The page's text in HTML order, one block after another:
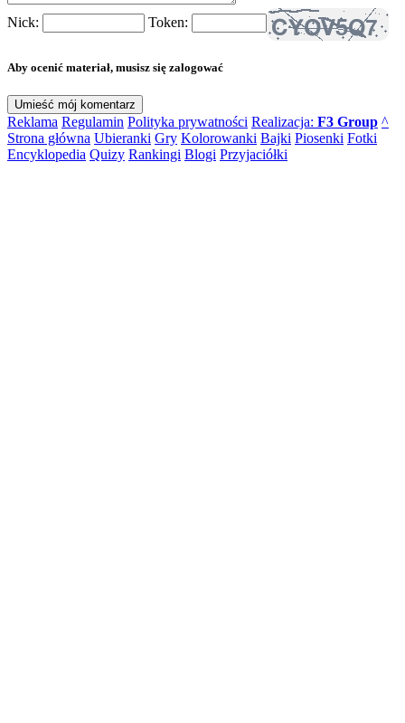
Nick: Token:
Aby ocenić materiał, musisz się zalogować
Reklama Regulamin Polityka prywatności Realizacja: F3 Group ^
Strona główna Ubieranki Gry Kolorowanki Bajki Piosenki Fotki
Encyklopedia Quizy Rankingi Blogi Przyjaciółki